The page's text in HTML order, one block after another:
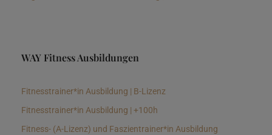
WAY Fitness Ausbildungen
Fitnesstrainer*in Ausbildung | B-Lizenz
Fitnesstrainer*in Ausbildung | +100h
Fitness- (A-Lizenz) und Faszientrainer*in Ausbildung